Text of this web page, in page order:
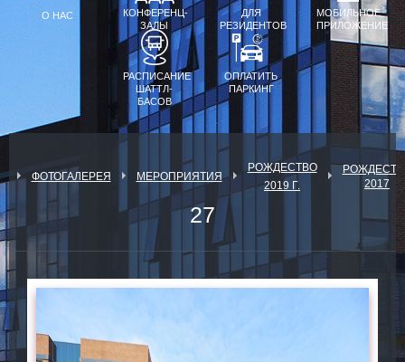
О НАС
КОНФЕРЕНЦ-
ЗАЛЫ
ДЛЯ
РЕЗИДЕНТОВ
МОБИЛЬНОЕ
ПРИЛОЖЕНИЕ
РАСПИСАНИЕ
ШАТТЛ-
БАСОВ
ОПЛАТИТЬ
ПАРКИНГ
ФОТОГАЛЕРЕЯ МЕРОПРИЯТИЯ
РОЖДЕСТВО
2019 Г.
2017
27